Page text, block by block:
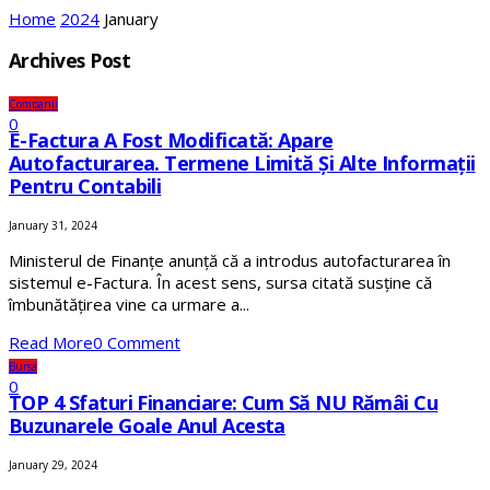
Home 2024 January
Archives Post
Companii
0
E-Factura A Fost Modificată: Apare
Autofacturarea. Termene Limită Și Alte Informații
Pentru Contabili
January 31, 2024
Ministerul de Finanțe anunță că a introdus autofacturarea în
sistemul e-Factura. În acest sens, sursa citată susține că
îmbunătățirea vine ca urmare a...
Read More0 Comment
Bursa
0
TOP 4 Sfaturi Financiare: Cum Să NU Rămâi Cu
Buzunarele Goale Anul Acesta
January 29, 2024